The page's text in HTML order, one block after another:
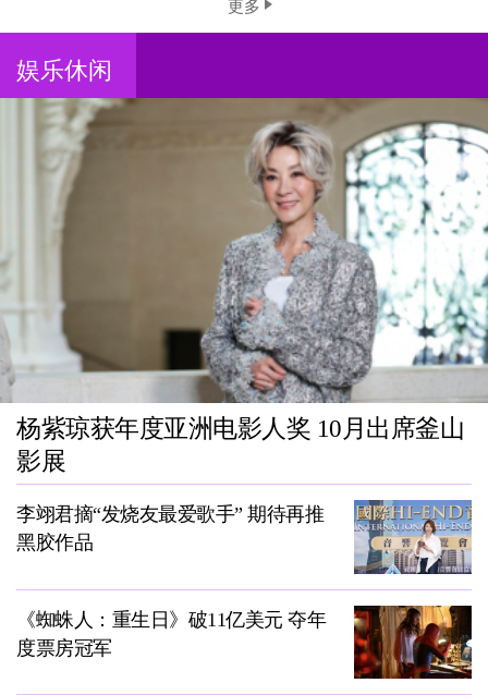
更多
娱乐休闲
杨紫琼获年度亚洲电影人奖 10月出席釜山
影展
李翊君摘“发烧友最爱歌手” 期待再推
黑胶作品
《蜘蛛人：重生日》破11亿美元 夺年
度票房冠军